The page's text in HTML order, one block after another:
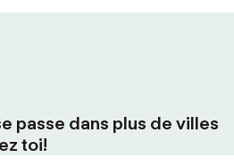
passe dans plus de villes
toi!